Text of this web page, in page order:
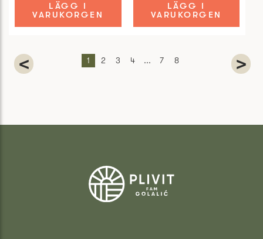
LÄGG I
VARUKORGEN
LÄGG I
VARUKORGEN
< 1 2 3 4 ... 7 8 >